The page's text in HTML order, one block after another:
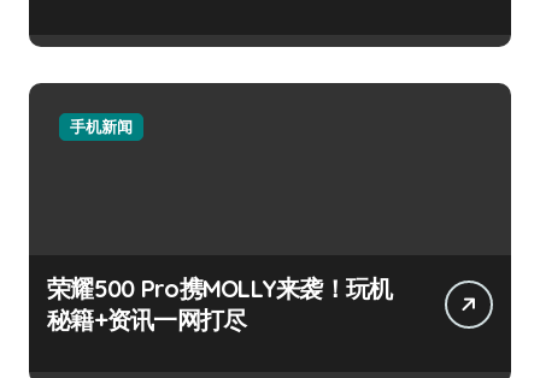
手机新闻
荣耀500 Pro携MOLLY来袭！玩机
秘籍+资讯一网打尽